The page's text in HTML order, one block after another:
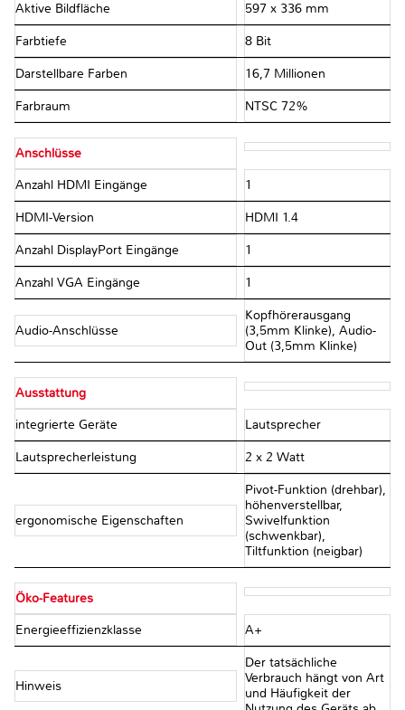
Aktive Bildfläche 597 x 336 mm
Farbtiefe 8 Bit
Darstellbare Farben 16,7 Millionen
Farbraum NTSC 72%
Anschlüsse
Anzahl HDMI Eingänge 1
HDMI-Version HDMI 1.4
Anzahl DisplayPort Eingänge 1
Anzahl VGA Eingänge 1
Audio-Anschlüsse
Kopfhörerausgang
(3,5mm Klinke), Audio-
Out (3,5mm Klinke)
Ausstattung
integrierte Geräte Lautsprecher
Lautsprecherleistung 2 x 2 Watt
ergonomische Eigenschaften
Pivot-Funktion (drehbar),
höhenverstellbar,
Swivelfunktion
(schwenkbar),
Tiltfunktion (neigbar)
Öko-Features
Energieeffizienzklasse A+
Hinweis
Der tatsächliche
Verbrauch hängt von Art
und Häufigkeit der